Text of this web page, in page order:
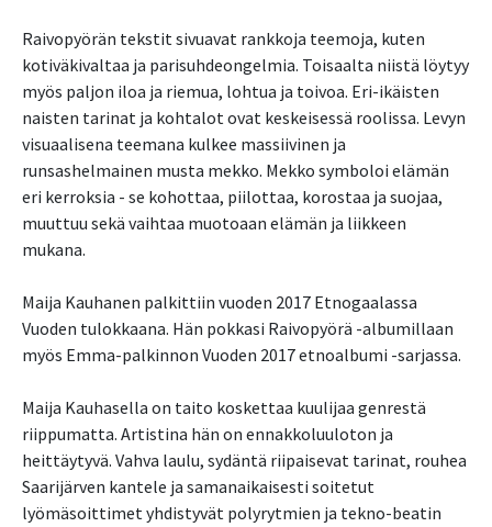
Raivopyörän tekstit sivuavat rankkoja teemoja, kuten
kotiväkivaltaa ja parisuhdeongelmia. Toisaalta niistä löytyy
myös paljon iloa ja riemua, lohtua ja toivoa. Eri-ikäisten
naisten tarinat ja kohtalot ovat keskeisessä roolissa. Levyn
visuaalisena teemana kulkee massiivinen ja
runsashelmainen musta mekko. Mekko symboloi elämän
eri kerroksia - se kohottaa, piilottaa, korostaa ja suojaa,
muuttuu sekä vaihtaa muotoaan elämän ja liikkeen
mukana.
Maija Kauhanen palkittiin vuoden 2017 Etnogaalassa
Vuoden tulokkaana. Hän pokkasi Raivopyörä -albumillaan
myös Emma-palkinnon Vuoden 2017 etnoalbumi -sarjassa.
Maija Kauhasella on taito koskettaa kuulijaa genrestä
riippumatta. Artistina hän on ennakkoluuloton ja
heittäytyvä. Vahva laulu, sydäntä riipaisevat tarinat, rouhea
Saarijärven kantele ja samanaikaisesti soitetut
lyömäsoittimet yhdistyvät polyrytmien ja tekno-beatin